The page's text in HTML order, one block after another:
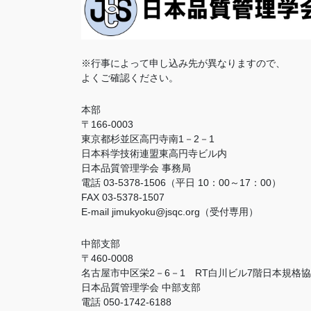
※行事によって申し込み先が異なりますので、
よくご確認ください。
本部
〒166-0003
東京都杉並区高円寺南1－2－1
日本科学技術連盟東高円寺ビル内
日本品質管理学会 事務局
電話 03-5378-1506（平日 10：00～17：00）
FAX 03-5378-1507
E-mail jimukyoku@jsqc.org（受付専用）
中部支部
〒460-0008
名古屋市中区栄2－6－1 RT白川ビル7階日本規格
日本品質管理学会 中部支部
電話 050-1742-6188